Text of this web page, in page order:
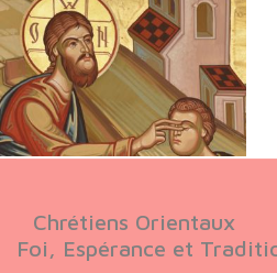
Chrétiens Orientaux
Foi, Espérance et